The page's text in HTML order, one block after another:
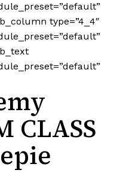
w koszyku.
type=”4_4″
CLASS